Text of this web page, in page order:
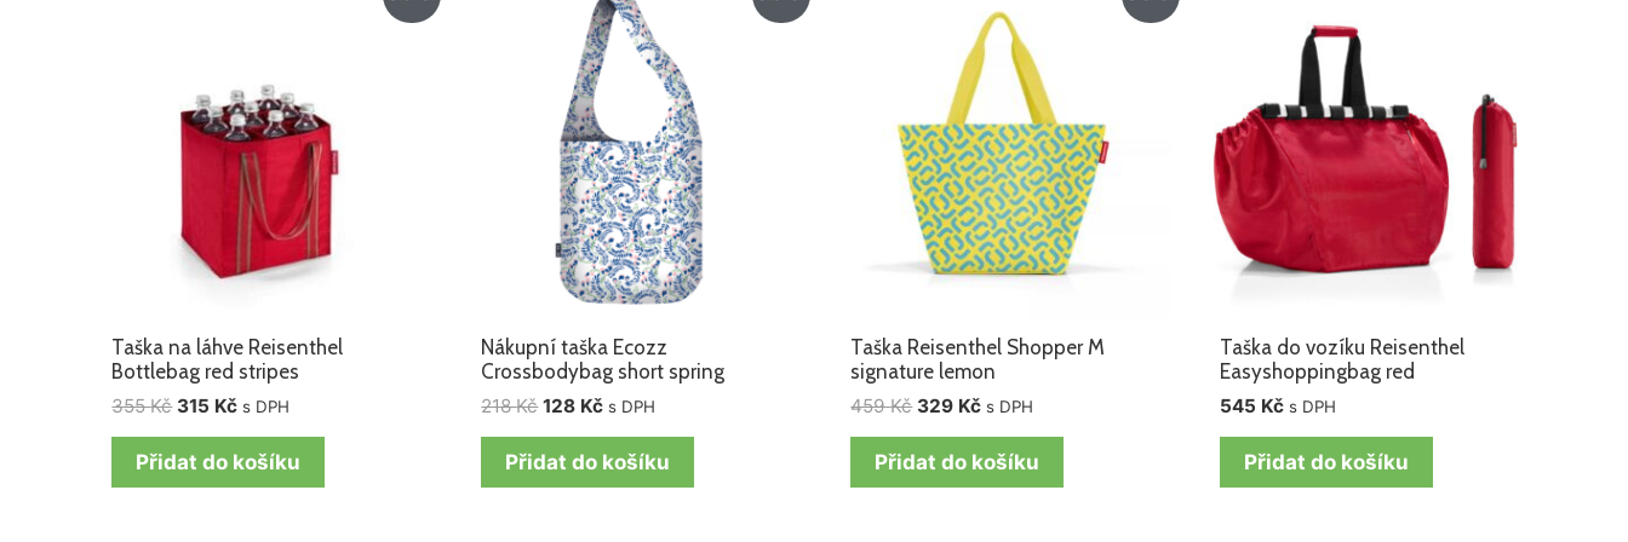
Taška na láhve Reisenthel
Bottlebag red stripes
355Kč 315 Kč s DPH
Přidat do košíku
Nákupní taška Ecozz
Crossbodybag short spring
218Kč
byla:
218 Kč.
128 Kč
cena
je:
128 Kč.
s DPH
Přidat do košíku
Taška Reisenthel Shopper M
signature lemon
459Kč
459 Kč.
329 Kč
cena
je:
329 Kč.
s DPH
Přidat do košíku
Taška do vozíku Reisenthel
Easyshoppingbag red
545 Kč s DPH
Přidat do košíku